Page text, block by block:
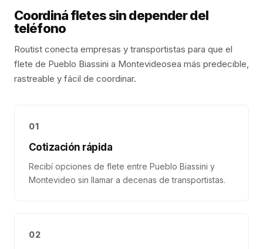
Coordiná fletes sin depender del
teléfono
Routist conecta empresas y transportistas para que el
flete de Pueblo Biassini a Montevideosea más predecible,
rastreable y fácil de coordinar.
01
Cotización rápida
Recibí opciones de flete entre Pueblo Biassini y
Montevideo sin llamar a decenas de transportistas.
02